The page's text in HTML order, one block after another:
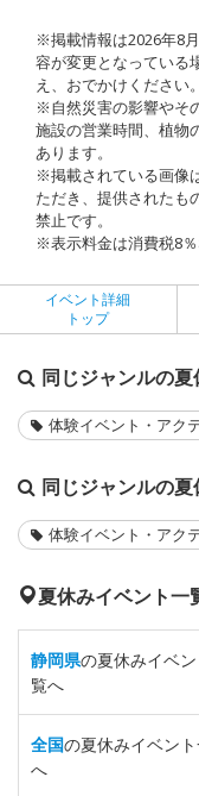
※掲載情報は2026年8
容が変更となっている
え、おでかけください。
※自然災害の影響やそ
施設の営業時間、植物
あります。
※掲載されている画像
ただき、提供されたも
禁止です。
※表示料金は消費税8％
イベント詳細
トップ
同じジャンルの夏
体験イベント・アク
同じジャンルの夏
体験イベント・アク
夏休みイベント一
静岡県の夏休みイベ
覧へ
全国の夏休みイベン
へ